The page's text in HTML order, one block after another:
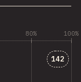
80% 100%
「
142